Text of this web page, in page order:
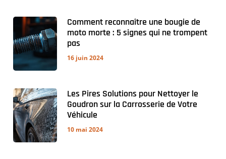
Comment reconnaître une bougie de
moto morte : 5 signes qui ne trompent
pas
16 juin 2024
Les Pires Solutions pour Nettoyer le
Goudron sur la Carrosserie de Votre
Véhicule
10 mai 2024